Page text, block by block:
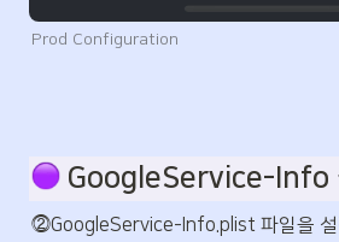
Prod Configuration
GoogleService-Info
⓶GoogleService-Info.plist 파일을 설